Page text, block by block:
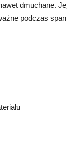
dmuchane.
podczas